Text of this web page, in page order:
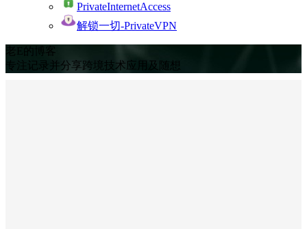
PrivateInternetAccess
解锁一切-PrivateVPN
老E的博客
专注记录并分享跨境技术应用及随想